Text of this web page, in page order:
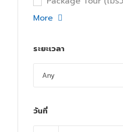
More
ระยะเวลา
วันที่